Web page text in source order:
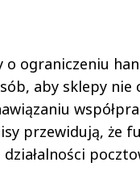
o ograniczeniu
aby sklepy nie
przewidują, że